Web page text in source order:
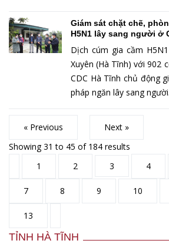
Giám sát chặt chẽ,
H5N1 lây sang người ở
Dịch cúm gia cầm
Xuyên (Hà Tĩnh) với 902
CDC Hà Tĩnh chủ động
pháp ngăn lây sang người.
« Previous
Next »
Showing31 to 45 of 184 results
1
2 3 4
7 8 9 10
13
TỈNH HÀ TĨNH